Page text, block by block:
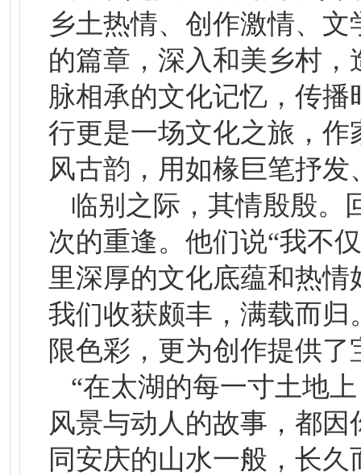
乡土热情、创作激情、
的篇章，深入和美乡村
脉相承的文化记忆，传
行更是一场文化之旅，
风古韵，用如椽巨笔抒
临别之际，其情殷殷。
次的重逢。他们说“我不
里深厚的文化底蕴和热
我们收获颇丰，满载而
限色彩，更为创作提供了
“在太湖的每一寸土地
风景与动人的故事，都
同安庆的山水一般，长